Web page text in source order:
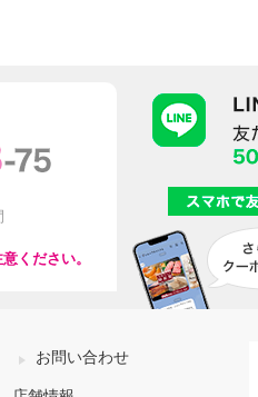
ください。
お問い合わせ